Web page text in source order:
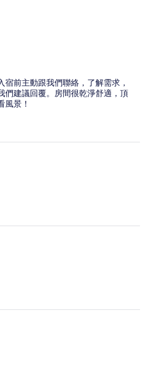
前主動跟我們聯絡，了解需求，
們建議回覆。房間很乾淨舒適，頂
風景！